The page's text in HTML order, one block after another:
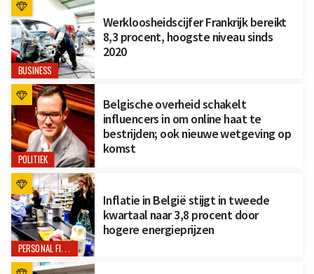
BUSINESS
Werkloosheidscijfer Frankrijk bereikt
8,3 procent, hoogste niveau sinds
2020
POLITIEK
Belgische overheid schakelt
influencers in om online haat te
bestrijden; ook nieuwe wetgeving op
komst
PERSONAL FINANCE
Inflatie in België stijgt in tweede
kwartaal naar 3,8 procent door
hogere energieprijzen